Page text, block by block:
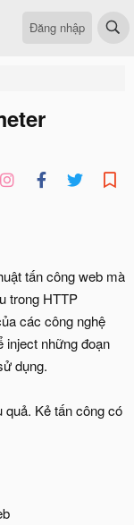
Đăng nhập
tấn công web mà
trong HTTP
các công nghệ
inject những đoạn
dụng.
Kẻ tấn công có